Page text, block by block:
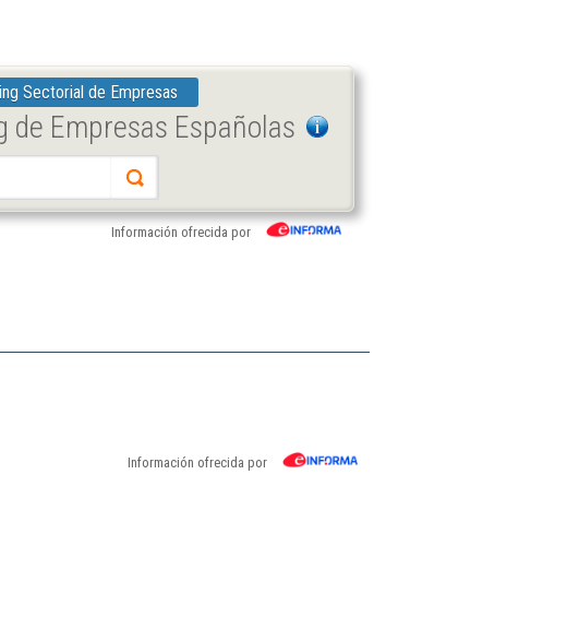
Sectorial de Empresas
de Empresas Españolas
Información ofrecida por
Información ofrecida por